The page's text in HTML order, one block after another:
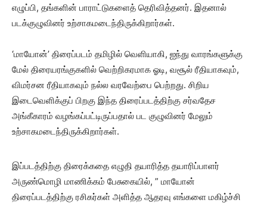
எழுப்பி, தங்களின் பாராட்டுகளைத் தெரிவித்தனர். இதனால்
படக்குழுவினர் உற்சாகமடைந்திருக்கிறார்கள்.
‘மாயோன்’ திரைப்படம் தமிழில் வெளியாகி, ஐந்து வாரங்களுக்கு
மேல் திரையரங்குகளில் வெற்றிகரமாக ஓடி, வசூல் ரீதியாகவும்,
விமர்சன ரீதியாகவும் நல்ல வரவேற்பை பெற்றது. சிறிய
இடைவெளிக்குப் பிறகு இந்த திரைப்படத்திற்கு சர்வதேச
அங்கீகாரம் வழங்கப்பட்டிருப்பதால் பட குழுவினர் மேலும்
உற்சாகமடைந்திருக்கிறார்கள்.
இப்படத்திற்கு திரைக்கதை எழுதி தயாரித்த தயாரிப்பாளர்
அருண்மொழி மாணிக்கம் பேசுகையில், ” மாயோன்
திரைப்படத்திற்கு ரசிகர்கள் அளித்த ஆதரவு எங்களை மகிழ்ச்சி